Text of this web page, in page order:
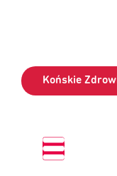
Końskie